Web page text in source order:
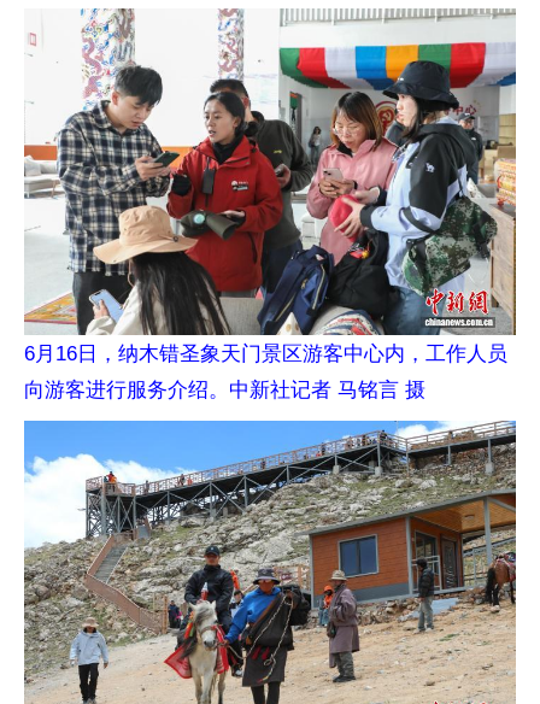
6月16日，纳木错圣象天门景区游客中心内，工作人员
向游客进行服务介绍。中新社记者 马铭言 摄